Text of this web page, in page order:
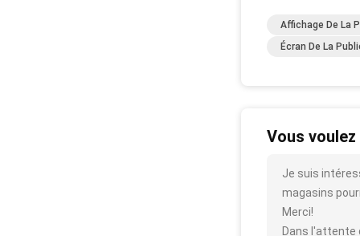
Affichage De La
Écran De La
Vous
Je suis
magasins
Merci!
Dans l'attente